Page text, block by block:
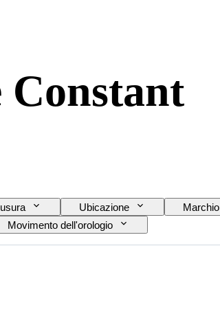
Constant
Ubicazione
Marchio
Movimento dell'orologio